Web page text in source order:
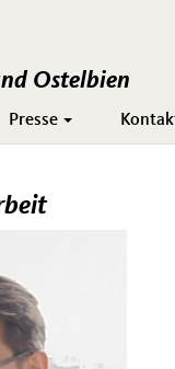
Ostelbien
Presse